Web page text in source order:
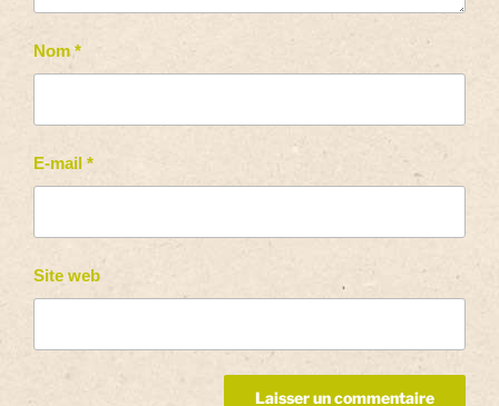
Nom *
E-mail *
Site web